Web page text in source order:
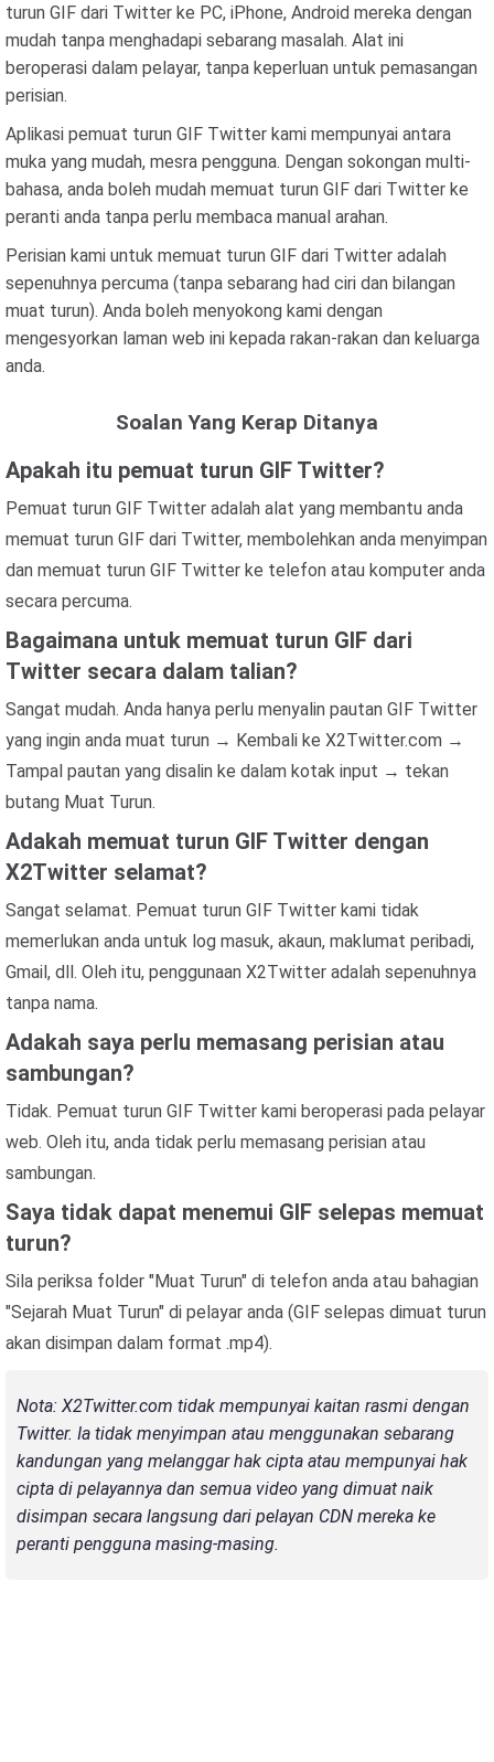
turun GIF dari Twitter ke PC, iPhone, Android mereka dengan
mudah tanpa menghadapi sebarang masalah. Alat ini
beroperasi dalam pelayar, tanpa keperluan untuk pemasangan
perisian.
Aplikasi pemuat turun GIF Twitter kami mempunyai antara
muka yang mudah, mesra pengguna. Dengan sokongan multi-
bahasa, anda boleh mudah memuat turun GIF dari Twitter ke
peranti anda tanpa perlu membaca manual arahan.
Perisian kami untuk memuat turun GIF dari Twitter adalah
sepenuhnya percuma (tanpa sebarang had ciri dan bilangan
muat turun). Anda boleh menyokong kami dengan
mengesyorkan laman web ini kepada rakan-rakan dan keluarga
anda.
Soalan Yang Kerap Ditanya
Apakah itu pemuat turun GIF Twitter?
Pemuat turun GIF Twitter adalah alat yang membantu anda
memuat turun GIF dari Twitter, membolehkan anda menyimpan
dan memuat turun GIF Twitter ke telefon atau komputer anda
secara percuma.
Bagaimana untuk memuat turun GIF dari
Twitter secara dalam talian?
Sangat mudah. Anda hanya perlu menyalin pautan GIF Twitter
yang ingin anda muat turun → Kembali ke X2Twitter.com →
Tampal pautan yang disalin ke dalam kotak input → tekan
butang Muat Turun.
Adakah memuat turun GIF Twitter dengan
X2Twitter selamat?
Sangat selamat. Pemuat turun GIF Twitter kami tidak
memerlukan anda untuk log masuk, akaun, maklumat peribadi,
Gmail, dll. Oleh itu, penggunaan X2Twitter adalah sepenuhnya
tanpa nama.
Adakah saya perlu memasang perisian atau
sambungan?
Tidak. Pemuat turun GIF Twitter kami beroperasi pada pelayar
web. Oleh itu, anda tidak perlu memasang perisian atau
sambungan.
Saya tidak dapat menemui GIF selepas memuat
turun?
Sila periksa folder "Muat Turun" di telefon anda atau bahagian
"Sejarah Muat Turun" di pelayar anda (GIF selepas dimuat turun
akan disimpan dalam format .mp4).
Nota: X2Twitter.com tidak mempunyai kaitan rasmi dengan
Twitter. Ia tidak menyimpan atau menggunakan sebarang
kandungan yang melanggar hak cipta atau mempunyai hak
cipta di pelayannya dan semua video yang dimuat naik
disimpan secara langsung dari pelayan CDN mereka ke
peranti pengguna masing-masing.